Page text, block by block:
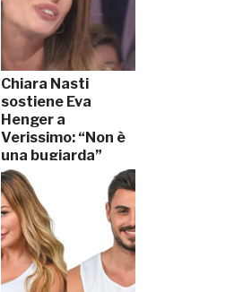
Chiara Nasti
sostiene Eva
Henger a
Verissimo: “Non è
una bugiarda”